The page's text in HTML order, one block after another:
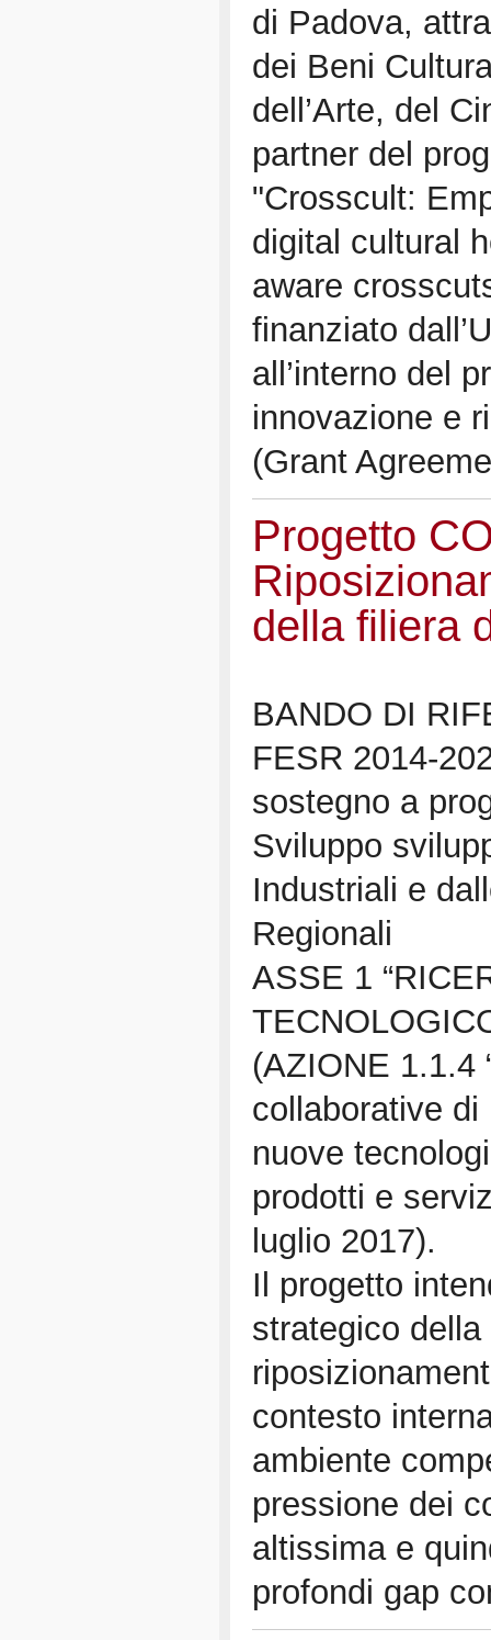
di Padova,
dei Beni
dell’Arte, del
partner del
"Crosscult:
digital cultural
aware
finanziato
all’interno del
innovazione e
(Grant
Progetto
della filiera
BANDO DI
FESR 2014-
sostegno a
Sviluppo
Industriali e
Regionali
ASSE 1
(AZIONE 1.1.4
collaborative
nuove
prodotti e
luglio 2017).
Il progetto
strategico
contesto
ambiente
pressione dei
altissima e
profondi gap